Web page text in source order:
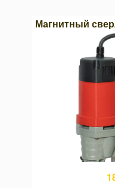
Магнитный